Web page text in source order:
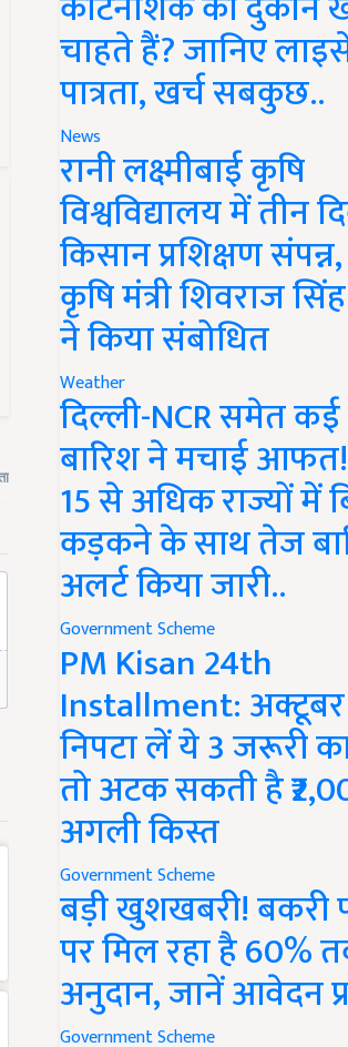
चाहते हैं? जानिए
पात्रता, खर्च सबकुछ..
News
रानी लक्ष्मीबाई कृषि
विश्वविद्यालय में तीन
किसान प्रशिक्षण
कृषि मंत्री शिवराज
ने किया संबोधित
Weather
दिल्ली-NCR समेत कई
बारिश ने मचाई
15 से अधिक राज्यों में
कड़कने के साथ तेज
अलर्ट किया जारी..
Government Scheme
PM Kisan 24th
Installment:
निपटा लें ये 3 जरूरी
तो अटक सकती है
अगली किस्त
Government Scheme
बड़ी खुशखबरी! बकरी
पर मिल रहा है 60%
अनुदान, जानें आवेदन
Government Scheme